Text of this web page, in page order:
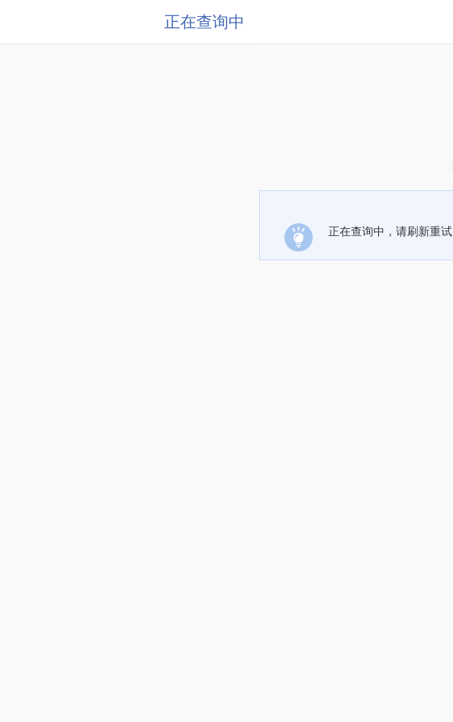
正在查询中
正在查询中，请刷新重试